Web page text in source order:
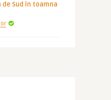
de Sud în toamna